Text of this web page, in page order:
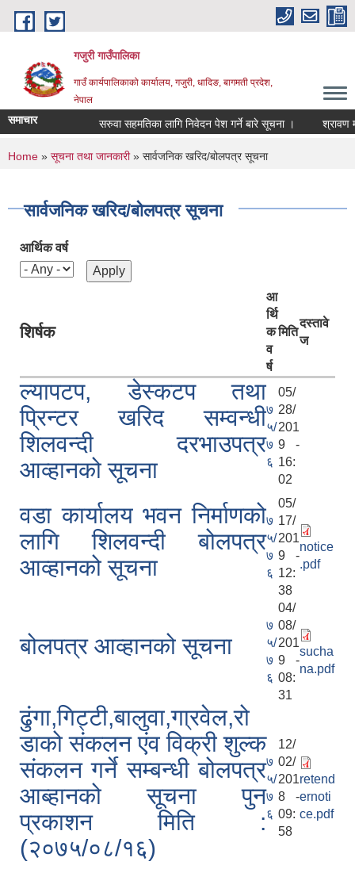
Skip to main content
गजुरी गाउँपालिका
गाउँ कार्यपालिकाको कार्यालय, गजुरी, धादिङ, बागमती प्रदेश,
नेपाल
समाचार सरुवा सहमतिका लागि निवेदन पेश गर्ने बारे सूचना । श्रावण
You are here
Home » सूचना तथा जानकारी» सार्वजनिक खरिद/बोलपत्र सूचना
सार्वजनिक खरिद/बोलपत्र सूचना
आर्थिक वर्ष
शिर्षक
आ
र्थि
क
व
र्ष
मिति
दस्तावे
ज
ल्यापटप, डेस्कटप तथा
प्रिन्टर खरिद सम्वन्धी
शिलवन्दी दरभाउपत्र
आव्हानको सूचना
७
५/
७
६
05/
28/
201
9 -
16:
02
वडा कार्यालय भवन निर्माणको
लागि शिलवन्दी बोलपत्र
आव्हानको सूचना
७
५/
७
६
05/
17/
201
9 -
12:
38
notice
.pdf
बोलपत्र आव्हानको सूचना
७
५/
७
६
04/
08/
201
9 -
08:
31
sucha
na.pdf
ढुंगा,गिट्टी,बालुवा,गा्रवेल,रो
डाको संकलन एंव विक्री शुल्क
संकलन गर्ने सम्बन्धी बोलपत्र
आब्हानको सूचना पुन
प्रकाशन मिति :
(२०७५/०८/१६)
७
५/
७
६
12/
02/
201
8 -
09:
58
retend
ernoti
ce.pdf